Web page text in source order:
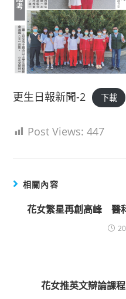
更生日報新聞-2 下載
Post Views: 447
相關內容
花女繁星再創高峰 醫
花女推英文辯論課